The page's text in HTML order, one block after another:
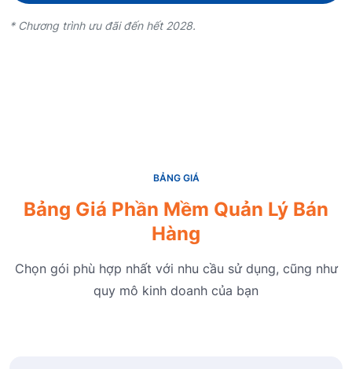
* Chương trình ưu đãi đến hết 2028.
BẢNG GIÁ
Bảng Giá Phần Mềm Quản Lý Bán
Hàng
Chọn gói phù hợp nhất với nhu cầu sử dụng, cũng như
quy mô kinh doanh của bạn